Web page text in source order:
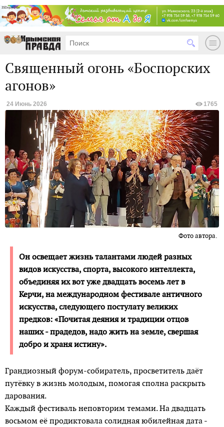
Священный огонь «Боспорских
агонов»
24 Июнь 2026 1765
Фото автора.
Он освещает жизнь талантами людей разных
видов искусства, спорта, высокого интеллекта,
объединяя их вот уже двадцать восемь лет в
Керчи, на международном фес­тивале античного
искусства, следующего постулату великих
предков: «Почитая деяния и традиции отцов
наших - прадедов, надо жить на земле, свершая
добро и храня истину».
Грандиозный форум-собиратель, просветитель даёт
путёвку в жизнь молодым, помогая сполна раскрыть
дарования.
Каждый фестиваль неповторим темами. На двадцать
восьмом её продиктовала солидная юбилейная дата -